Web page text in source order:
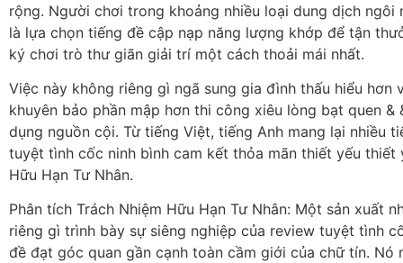
rộng. Người chơi trong khoảng nhiều loại dung dịch ngôi
là lựa chọn tiếng đề cập nạp năng lượng khớp để tận
ký chơi trò thư giãn giải trí một cách thoải mái nhất.
Việc này không riêng gì ngã sung gia đình thấu hiểu hơn
khuyên bảo phần mập hơn thi công xiêu lòng bạt quen &
dụng nguồn cội. Từ tiếng Việt, tiếng Anh mang lại nhiều
tuyệt tình cốc ninh bình cam kết thỏa mãn thiết yếu thiết
Hữu Hạn Tư Nhân.
Phân tích Trách Nhiệm Hữu Hạn Tư Nhân: Một sản xuất
riêng gì trình bày sự siêng nghiệp của review tuyệt tình
đề đạt góc quan gần cạnh toàn cầm giới của chữ tín. Nó